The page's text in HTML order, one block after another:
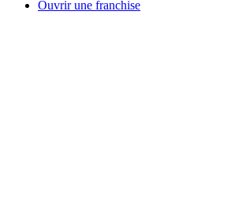
Ouvrir une franchise